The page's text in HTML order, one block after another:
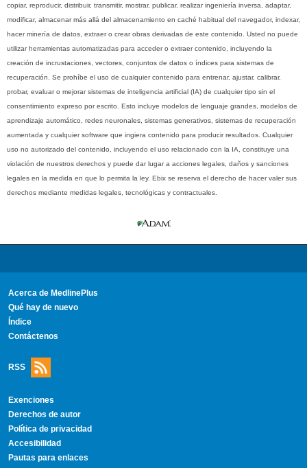
copiar, reproducir, distribuir, transmitir, mostrar, publicar, realizar ingeniería inversa, adaptar,
modificar, almacenar más allá del almacenamiento en caché habitual del navegador, indexar,
hacer minería de datos, extraer o crear obras derivadas de este contenido. Usted no puede
utilizar herramientas automatizadas para acceder o extraer contenido, incluyendo la
creación de incrustaciones, vectores, conjuntos de datos o índices para sistemas de
recuperación. Se prohíbe el uso de cualquier contenido para entrenar, ajustar, calibrar,
probar, evaluar o mejorar sistemas de inteligencia artificial (IA) de cualquier tipo sin el
consentimiento expreso por escrito. Esto incluye modelos de lenguaje grandes, modelos de
aprendizaje automático, redes neuronales, sistemas generativos, sistemas de recuperación
aumentada y cualquier software que ingiera contenido para producir resultados. Cualquier
uso no autorizado del contenido, incluyendo el uso relacionado con la IA, constituye una
violación de nuestros derechos y puede dar lugar a acciones legales, daños y sanciones
legales en la medida en que lo permita la ley. Ebix se reserva el derecho de hacer valer sus
derechos mediante medidas legales, tecnológicas y contractuales.
Acerca de MedlinePlus
Qué hay de nuevo
Índice
Contáctenos
RSS
Exenciones
Derechos de autor
Política de privacidad
Accesibilidad
Pautas para enlaces